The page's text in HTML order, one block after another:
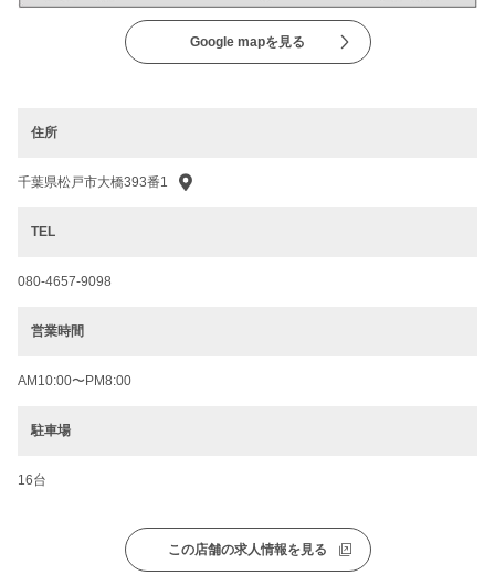
Google mapを見る
住所
千葉県松戸市大橋393番1
TEL
080-4657-9098
営業時間
AM10:00〜PM8:00
駐車場
16台
この店舗の求人情報を見る